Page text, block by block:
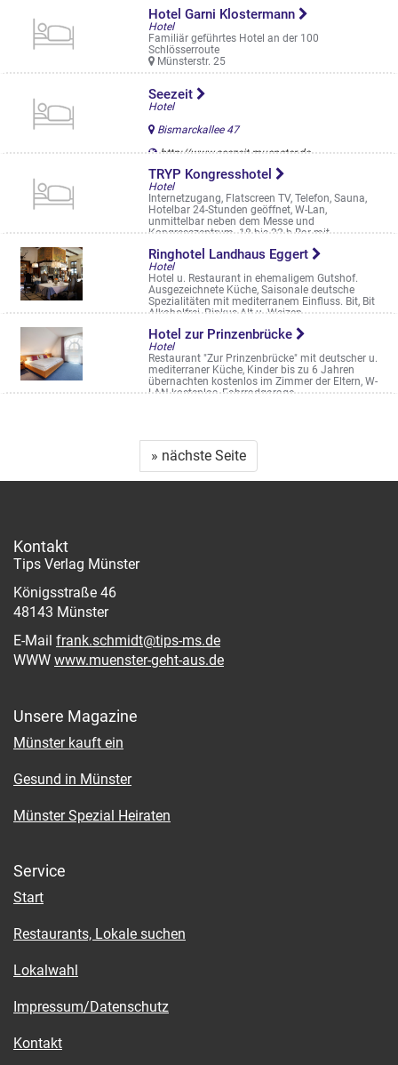
Hotel Garni Klostermann
Hotel
Familiär geführtes Hotel an der 100
Schlösserroute
Münsterstr. 25
Seezeit
Hotel
Bismarckallee 47
http://www.seezeit-muenster.de
TRYP Kongresshotel
Hotel
Internetzugang, Flatscreen TV, Telefon, Sauna,
Hotelbar 24-Stunden geöffnet, W-Lan,
unmittelbar neben dem Messe und
Kongresszentrum. 18 bis 22 h Bar mit
Albersloher Weg 28
Ringhotel Landhaus Eggert
Hotel
Hotel u. Restaurant in ehemaligem Gutshof.
Ausgezeichnete Küche, Saisonale deutsche
Spezialitäten mit mediterranem Einfluss. Bit, Bit
Alkoholfrei, Pinkus Alt u. Weizen
Hotel zur Prinzenbrücke
Hotel
Restaurant "Zur Prinzenbrücke" mit deutscher u.
mediterraner Küche, Kinder bis zu 6 Jahren
übernachten kostenlos im Zimmer der Eltern, W-
LAN kostenlos, Fahrradgarage. ...
» nächste Seite
Kontakt
Tips Verlag Münster
Königsstraße 46
48143 Münster
E-Mail frank.schmidt@tips-ms.de
WWW www.muenster-geht-aus.de
Unsere Magazine
Münster kauft ein
Gesund in Münster
Münster Spezial Heiraten
Service
Start
Restaurants, Lokale suchen
Lokalwahl
Impressum/Datenschutz
Kontakt